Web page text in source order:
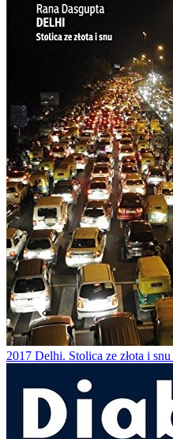
2017 Delhi. Stolica ze złota i snu